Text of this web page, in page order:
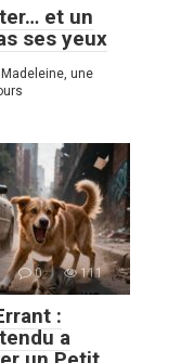
et un
ses yeux
une
0 111
:
a